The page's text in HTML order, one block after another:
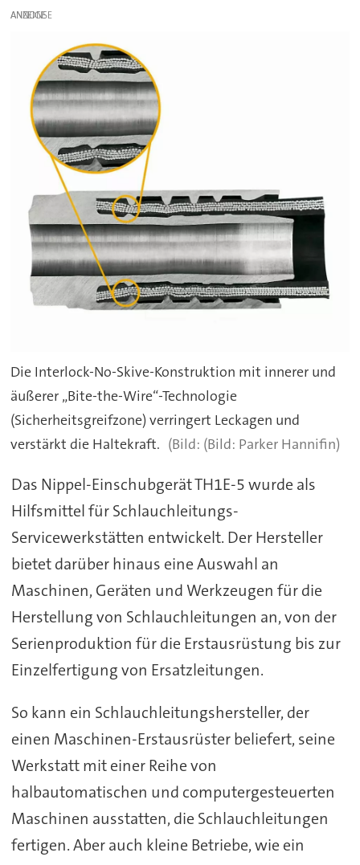
ANZEIGE
Die Interlock-No-Skive-Konstruktion mit innerer und
äußerer „Bite-the-Wire“-Technologie
(Sicherheitsgreifzone) verringert Leckagen und
verstärkt die Haltekraft.
(Bild: Parker Hannifin)
Das Nippel-Einschubgerät TH1E-5 wurde als
Hilfsmittel für Schlauchleitungs-
Servicewerkstätten entwickelt. Der Hersteller
bietet darüber hinaus eine Auswahl an
Maschinen, Geräten und Werkzeugen für die
Herstellung von Schlauchleitungen an, von der
Serienproduktion für die Erstausrüstung bis zur
Einzelfertigung von Ersatzleitungen.
So kann ein Schlauchleitungshersteller, der
einen Maschinen-Erstausrüster beliefert, seine
Werkstatt mit einer Reihe von
halbautomatischen und computergesteuerten
Maschinen ausstatten, die Schlauchleitungen
fertigen. Aber auch kleine Betriebe, wie ein